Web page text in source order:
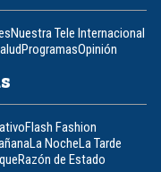
Nuestra Tele Internacional
ProgramasOpinión
Flash Fashion
La NocheLa Tarde
Razón de Estado